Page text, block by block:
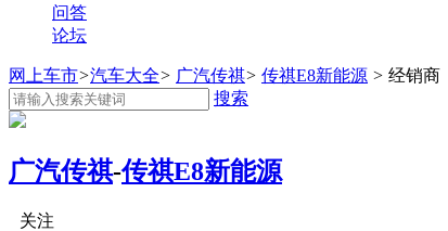
问答
论坛
网上车市>汽车大全> 广汽传祺> 传祺E8新能源 > 经销商
搜索
广汽传祺-传祺E8新能源
关注